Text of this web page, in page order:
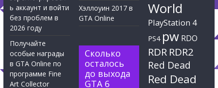
ь аккаунт и войти
без проблем в
2026 году
Получайте
особые награды
в GTA Online по
программе Fine
Art Collector
Хэллоуин 2017 в
GTA Online
Сколько
осталось
до выхода
GTA 6
World
PlayStation 4
PS4 pw RDO
RDR RDR2
Red Dead
Red Dead